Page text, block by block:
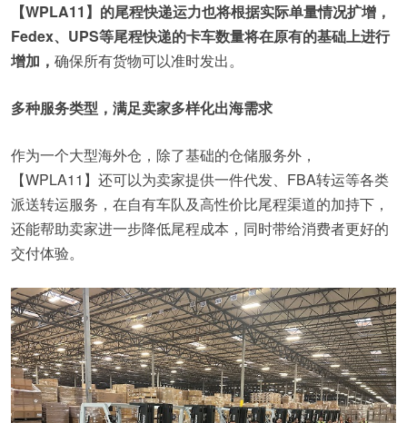
【WPLA11】的尾程快递运力也将根据实际单量情况扩增，
Fedex、UPS等尾程快递的卡车数量将在原有的基础上进行
增加， 确保所有货物可以准时发出。
多种服务类型，满足卖家多样化出海需求
作为一个大型海外仓，除了基础的仓储服务外，
【WPLA11】还可以为卖家提供一件代发、FBA转运等各类
派送转运服务，在自有车队及高性价比尾程渠道的加持下，
还能帮助卖家进一步降低尾程成本，同时带给消费者更好的
交付体验。